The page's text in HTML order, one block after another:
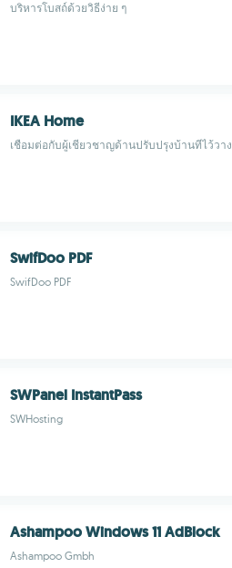
บริหารโบสถ์ด้วยวิธีง่าย ๆ
IKEA Home
เชื่อมต่อกับผู้เชี่ยวชาญด้านปรับปรุงบ้านที่ไว้วา
SwifDoo PDF
SwifDoo PDF
SWPanel InstantPass
SWHosting
Ashampoo Windows 11 AdBlock
Ashampoo Gmbh